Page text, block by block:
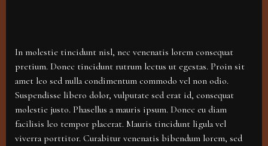
In molestie tincidunt nisl, nec venenatis lorem consequat
pretium. Donec tincidunt rutrum lectus ut egestas. Proin sit
amet leo sed nulla condimentum commodo vel non odio.
Suspendisse libero dolor, vulputate sed erat id, consequat
molestie justo. Phasellus a mauris ipsum. Donec eu diam
facilisis leo tempor placerat. Mauris tincidunt ligula vel
viverra porttitor. Curabitur venenatis bibendum lorem, sed